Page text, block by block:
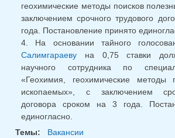
геохимические методы поисков
заключением срочного трудового
года. Постановление принято
4. На основании тайного
Салимгараеву на 0,75 ставки
научного сотрудника по
«Геохимия, геохимические методы
ископаемых», с заключением
договора сроком на 3 года.
единогласно.
Темы:
Вакансии